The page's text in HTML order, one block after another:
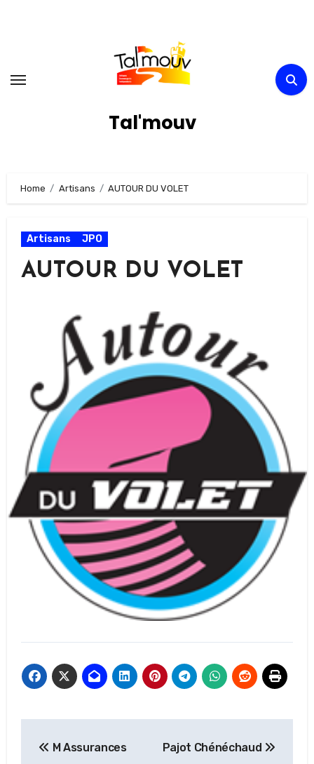
Tal'mouv
Home Artisans AUTOUR DU VOLET
Artisans JPO
AUTOUR DU VOLET
M Assurances Pajot Chénéchaud